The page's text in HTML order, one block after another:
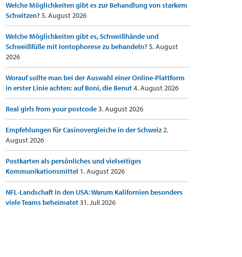
Welche Möglichkeiten gibt es zur Behandlung von starkem
Schwitzen?5. August 2026
Welche Möglichkeiten gibt es, Schweißhände und
Schweißfüße mit Iontophorese zu behandeln?5. August
2026
Worauf sollte man bei der Auswahl einer Online-Plattform
in erster Linie achten: auf Boni, die Benut4. August 2026
Real girls from your postcode3. August 2026
Empfehlungen für Casinovergleiche in der Schweiz2.
August 2026
Postkarten als persönliches und vielseitiges
Kommunikationsmittel 1. August 2026
NFL-Landschaft in den USA: Warum Kalifornien besonders
viele Teams beheimatet31. Juli 2026